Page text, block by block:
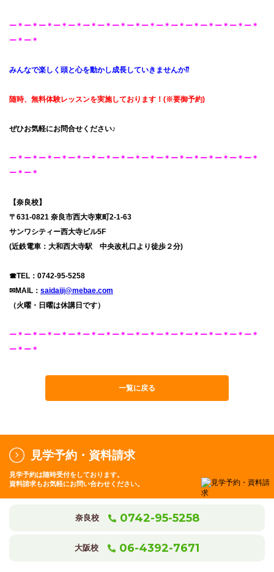
ー＊ー＊ー＊ー＊ー＊ー＊ー＊ー＊ー＊ー＊ー＊ー＊ー＊ー＊ー＊ー＊ー＊
ー＊ー＊
みんなで楽しく頭と心を動かし成長していきませんか⁇
随時、無料体験レッスンを実施しております！ (※要御予約)
ぜひお気軽にお問合せください♪
ー＊ー＊ー＊ー＊ー＊ー＊ー＊ー＊ー＊ー＊ー＊ー＊ー＊ー＊ー＊ー＊ー＊
ー＊ー＊
【奈良校】
〒631-0821 奈良市西大寺東町2-1-63
サンワシティー西大寺ビル5F
(近鉄電車：大和西大寺駅 中央改札口より徒歩２分)
☎TEL： 0742-95-5258
✉MAIL： saidaiji@mebae.com
（火曜・日曜は休講日です）
ー＊ー＊ー＊ー＊ー＊ー＊ー＊ー＊ー＊ー＊ー＊ー＊ー＊ー＊ー＊ー＊ー＊
ー＊ー＊
一覧に戻る
見学予約・資料請求
見学予約は随時受付をしております。
資料請求もお気軽にお問い合わせください。
奈良校 0742-95-5258
大阪校 06-4392-7671